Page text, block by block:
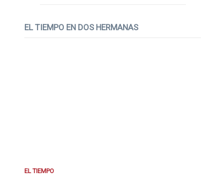
EL TIEMPO EN DOS HERMANAS
EL TIEMPO